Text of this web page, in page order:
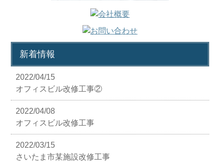
新着情報
2022/04/15
オフィスビル改修工事②
2022/04/08
オフィスビル改修工事
2022/03/15
さいたま市某施設改修工事